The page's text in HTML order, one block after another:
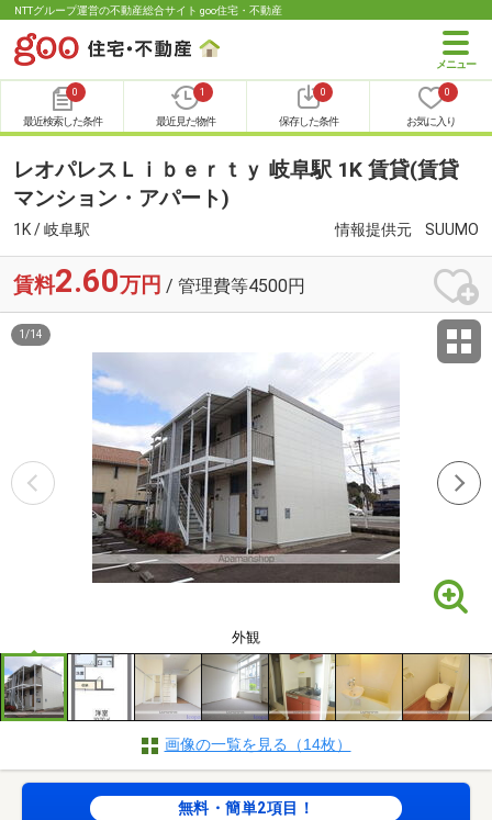
NTTグループ運営の不動産総合サイト goo住宅・不動産
0
最近検索した条件
1
最近見た物件
0
保存した条件
0
お気に入り
レオパレスＬｉｂｅｒｔｙ 岐阜駅 1K 賃貸(賃貸
マンション・アパート)
1K / 岐阜駅 情報提供元 SUUMO
賃料2.60万円 / 管理費等4500円
外観
1 /14
画像の一覧を見る（14枚）
無料・簡単2項目！